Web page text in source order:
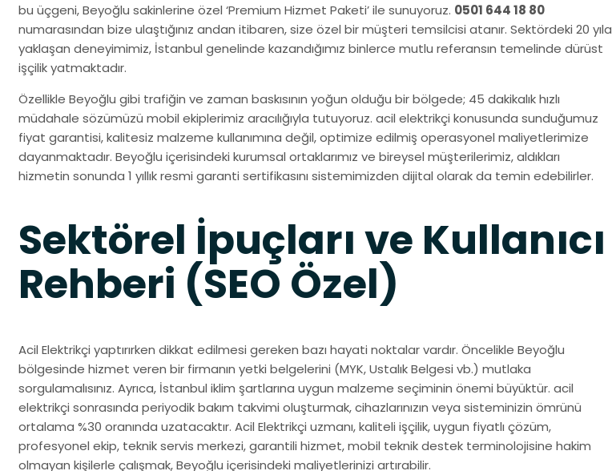
bu üçgeni, Beyoğlu sakinlerine özel ‘Premium Hizmet Paketi’ ile sunuyoruz. 0501 644 18 80
numarasından bize ulaştığınız andan itibaren, size özel bir müşteri temsilcisi atanır. Sektördeki 20 yıla
yaklaşan deneyimimiz, İstanbul genelinde kazandığımız binlerce mutlu referansın temelinde dürüst
işçilik yatmaktadır.
Özellikle Beyoğlu gibi trafiğin ve zaman baskısının yoğun olduğu bir bölgede; 45 dakikalık hızlı
müdahale sözümüzü mobil ekiplerimiz aracılığıyla tutuyoruz. acil elektrikçi konusunda sunduğumuz
fiyat garantisi, kalitesiz malzeme kullanımına değil, optimize edilmiş operasyonel maliyetlerimize
dayanmaktadır. Beyoğlu içerisindeki kurumsal ortaklarımız ve bireysel müşterilerimiz, aldıkları
hizmetin sonunda 1 yıllık resmi garanti sertifikasını sistemimizden dijital olarak da temin edebilirler.
Sektörel İpuçları ve Kullanıcı
Rehberi (SEO Özel)
Acil Elektrikçi yaptırırken dikkat edilmesi gereken bazı hayati noktalar vardır. Öncelikle Beyoğlu
bölgesinde hizmet veren bir firmanın yetki belgelerini (MYK, Ustalık Belgesi vb.) mutlaka
sorgulamalısınız. Ayrıca, İstanbul iklim şartlarına uygun malzeme seçiminin önemi büyüktür. acil
elektrikçi sonrasında periyodik bakım takvimi oluşturmak, cihazlarınızın veya sisteminizin ömrünü
ortalama %30 oranında uzatacaktır. Acil Elektrikçi uzmanı, kaliteli işçilik, uygun fiyatlı çözüm,
profesyonel ekip, teknik servis merkezi, garantili hizmet, mobil teknik destek terminolojisine hakim
olmayan kişilerle çalışmak, Beyoğlu içerisindeki maliyetlerinizi artırabilir.